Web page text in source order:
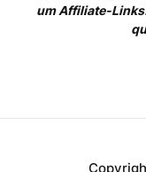
um Affiliate-